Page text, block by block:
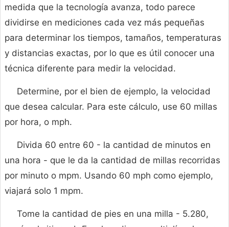
medida que la tecnología avanza, todo parece
dividirse en mediciones cada vez más pequeñas
para determinar los tiempos, tamaños, temperaturas
y distancias exactas, por lo que es útil conocer una
técnica diferente para medir la velocidad.
Determine, por el bien de ejemplo, la velocidad
que desea calcular. Para este cálculo, use 60 millas
por hora, o mph.
Divida 60 entre 60 - la cantidad de minutos en
una hora - que le da la cantidad de millas recorridas
por minuto o mpm. Usando 60 mph como ejemplo,
viajará solo 1 mpm.
Tome la cantidad de pies en una milla - 5.280,